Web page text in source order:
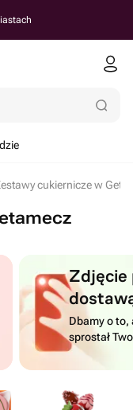
cukiernicze w
Dbamy o to,
sprostał